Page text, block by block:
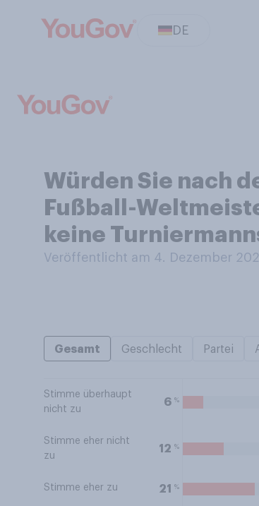
DE
Würden Sie nach
Fußball-
keine
Veröffentlicht am 4. Dezember
Gesamt Geschlecht Partei
Stimme überhaupt
nicht zu
6 %
Stimme eher nicht
zu
12 %
Stimme eher zu 21 %